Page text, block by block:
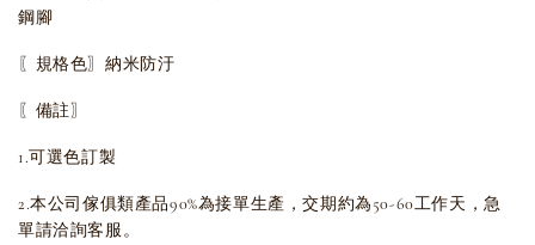
鋼腳
〖規格色〗納米防汙
〖備註〗
1.可選色訂製
2.本公司傢俱類產品90%為接單生產，交期約為50-60工作天，急
單請洽詢客服。